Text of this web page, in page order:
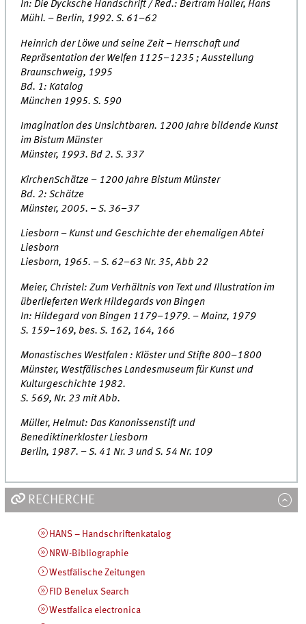
In: Die Dycksche Handschrift / Red.: Bertram Haller, Hans
Mühl. – Berlin, 1992. S. 61–62
Heinrich der Löwe und seine Zeit – Herrschaft und
Repräsentation der Welfen 1125–1235 ; Ausstellung
Braunschweig, 1995
Bd. 1: Katalog
München 1995. S. 590
Imagination des Unsichtbaren. 1200 Jahre bildende Kunst
im Bistum Münster
Münster, 1993. Bd 2. S. 337
KirchenSchätze – 1200 Jahre Bistum Münster
Bd. 2: Schätze
Münster, 2005. – S. 36–37
Liesborn – Kunst und Geschichte der ehemaligen Abtei
Liesborn
Liesborn, 1965. – S. 62–63 Nr. 35, Abb 22
Meier, Christel: Zum Verhältnis von Text und Illustration im
überlieferten Werk Hildegards von Bingen
In: Hildegard von Bingen 1179–1979. – Mainz, 1979
S. 159–169, bes. S. 162, 164, 166
Monastisches Westfalen : Klöster und Stifte 800–1800
Münster, Westfälisches Landesmuseum für Kunst und
Kulturgeschichte 1982.
S. 569, Nr. 23 mit Abb.
Müller, Helmut: Das Kanonissenstift und
Benediktinerkloster Liesborn
Berlin, 1987. – S. 41 Nr. 3 und S. 54 Nr. 109
RECHERCHE
HANS – Handschriftenkatalog
NRW-Bibliographie
Westfälische Zeitungen
FID Benelux Search
Westfalica electronica